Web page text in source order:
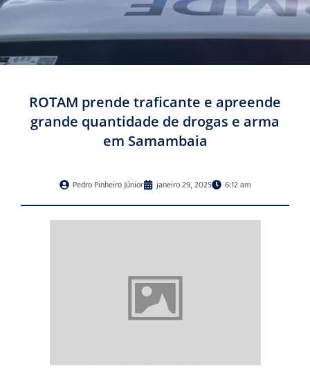
ROTAM prende traficante e apreende
grande quantidade de drogas e arma
em Samambaia
Pedro Pinheiro Júnior janeiro 29, 2025 6:12 am